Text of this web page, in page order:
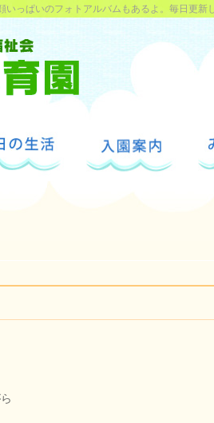
っぱいのフォトアルバムもあるよ。毎日更新